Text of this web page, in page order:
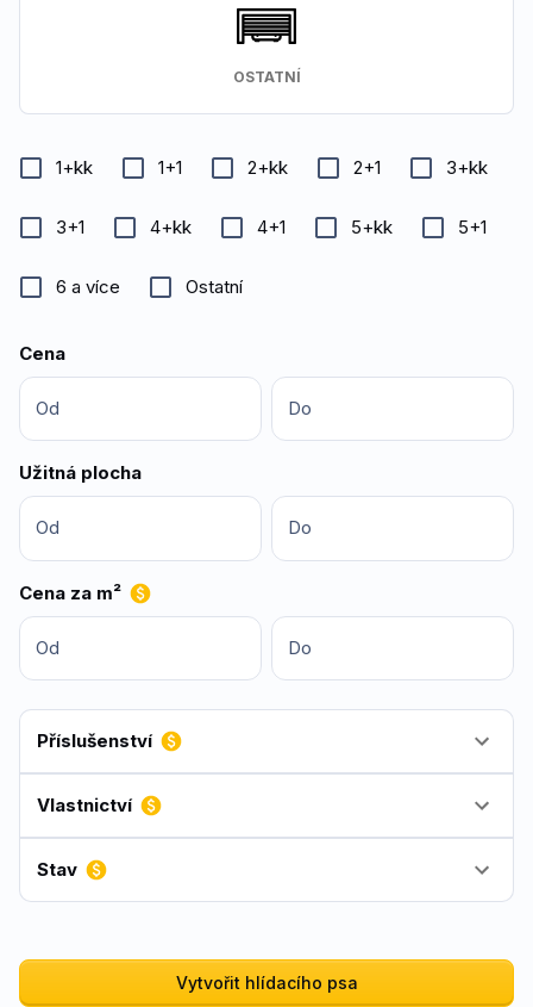
OSTATNÍ
1+kk 1+1 2+kk 2+1 3+kk
3+1 4+kk 4+1 5+kk 5+1
6 a více Ostatní
Cena
Od Do
Užitná plocha
Od Do
Cena za m²
Od Do
Příslušenství
Vlastnictví
Stav
Vytvořit hlídacího psa